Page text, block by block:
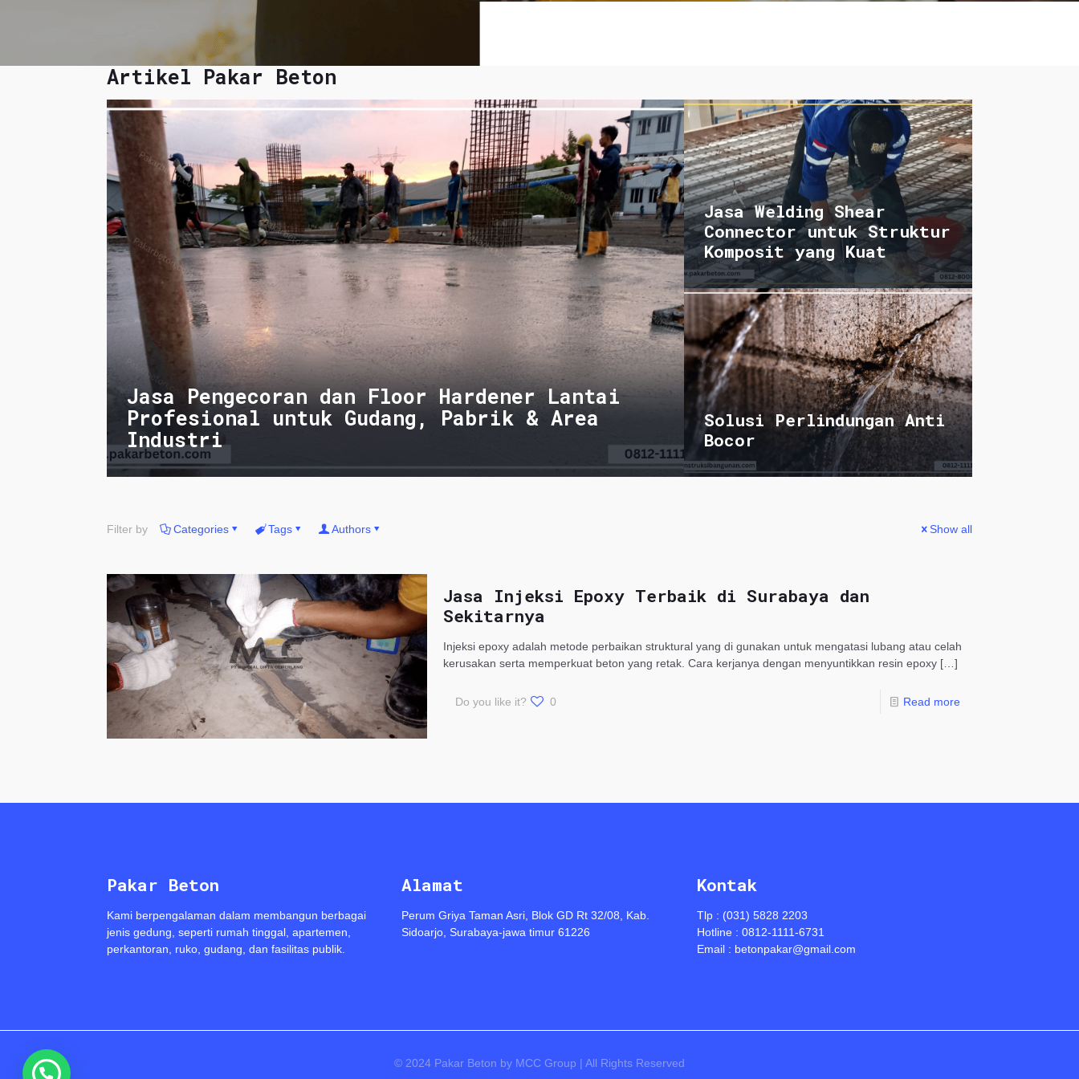
Artikel Pakar Beton
Jasa Pengecoran dan Floor Hardener Lantai
Profesional untuk Gudang, Pabrik & Area
Industri
Jasa Welding Shear
Connector untuk Struktur
Komposit yang Kuat
Solusi Perlindungan Anti
Bocor
Filter by Categories Tags Authors Show all
Jasa Injeksi Epoxy Terbaik di Surabaya dan
Sekitarnya
Injeksi epoxy adalah metode perbaikan struktural yang di gunakan untuk mengatasi lubang atau celah
kerusakan serta memperkuat beton yang retak. Cara kerjanya dengan menyuntikkan resin epoxy[…]
Do you like it? 0 Read more
Pakar Beton
Kami berpengalaman dalam membangun berbagai
jenis gedung, seperti rumah tinggal, apartemen,
perkantoran, ruko, gudang, dan fasilitas publik.
Alamat
Perum Griya Taman Asri, Blok GD Rt 32/08, Kab.
Sidoarjo, Surabaya-jawa timur 61226
Kontak
Tlp : (031) 5828 2203
Hotline : 0812-1111-6731
Email : betonpakar@gmail.com
© 2024 Pakar Beton by MCC Group | All Rights Reserved